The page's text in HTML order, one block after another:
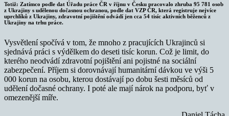
Totiž: Zatímco podle dat Úřadu práce ČR v říjnu v Česku pracovalo zhruba 95 781 osob
z Ukrajiny s udělenou dočasnou ochranou, podle dat VZP ČR, která registruje nejvíce
uprchlíků z Ukrajiny, zdravotní pojištění odvádí jen cca 54 tisíc aktivních běženců z
Ukrajiny na trhu práce.
Vysvětlení spočívá v tom, že mnoho z pracujících Ukrajinců si
sjednává práci s výdělkem do deseti tisíc korun. Což je limit, do
kterého neodvádí zdravotní pojištění ani pojistné na sociální
zabezpečení. Příjem si dorovnávají humanitární dávkou ve výši 5
000 korun na osobu, kterou dostávají po dobu šesti měsíců od
udělení dočasné ochrany. I poté ale mají nárok na podporu, byť v
omezenější míře.